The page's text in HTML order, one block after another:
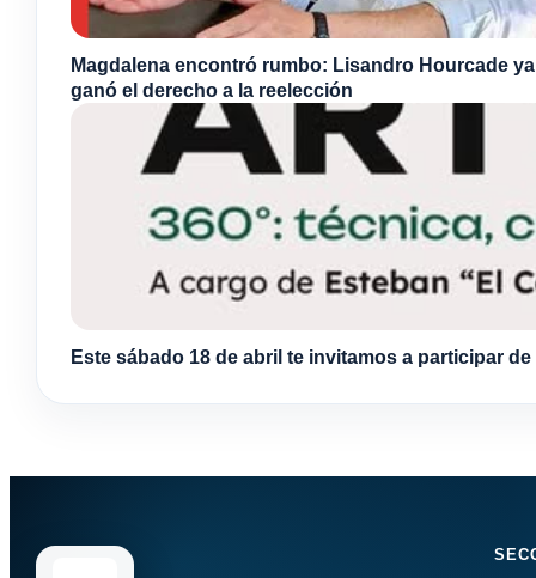
Magdalena encontró rumbo: Lisandro Hourcade
ganó el derecho a la reelección
Este sábado 18 de abril te invitamos a participar